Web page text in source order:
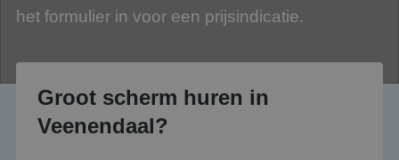
het formulier in voor een prijsindicatie.
Groot scherm huren in
Veenendaal?